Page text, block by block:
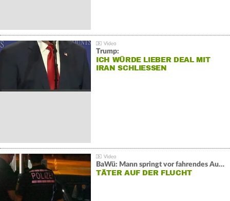
Trump:
ICH WÜRDE LIEBER DEAL MIT
IRAN SCHLIESSEN
BaWü: Mann springt vor fahrendes Auto und schießt
TÄTER AUF DER FLUCHT